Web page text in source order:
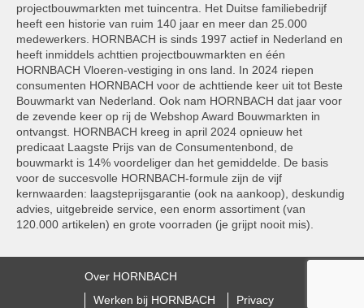
projectbouwmarkten met tuincentra. Het Duitse familiebedrijf
heeft een historie van ruim 140 jaar en meer dan 25.000
medewerkers. HORNBACH is sinds 1997 actief in Nederland en
heeft inmiddels achttien projectbouwmarkten en één
HORNBACH Vloeren-vestiging in ons land. In 2024 riepen
consumenten HORNBACH voor de achttiende keer uit tot Beste
Bouwmarkt van Nederland. Ook nam HORNBACH dat jaar voor
de zevende keer op rij de Webshop Award Bouwmarkten in
ontvangst. HORNBACH kreeg in april 2024 opnieuw het
predicaat Laagste Prijs van de Consumentenbond, de
bouwmarkt is 14% voordeliger dan het gemiddelde. De basis
voor de succesvolle HORNBACH-formule zijn de vijf
kernwaarden: laagsteprijsgarantie (ook na aankoop), deskundig
advies, uitgebreide service, een enorm assortiment (van
120.000 artikelen) en grote voorraden (je grijpt nooit mis).
Over HORNBACH
Werken bij HORNBACH
Privacy